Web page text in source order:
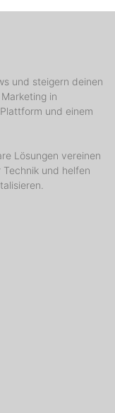
und steigern deinen
in
und einem
Lösungen vereinen
und helfen